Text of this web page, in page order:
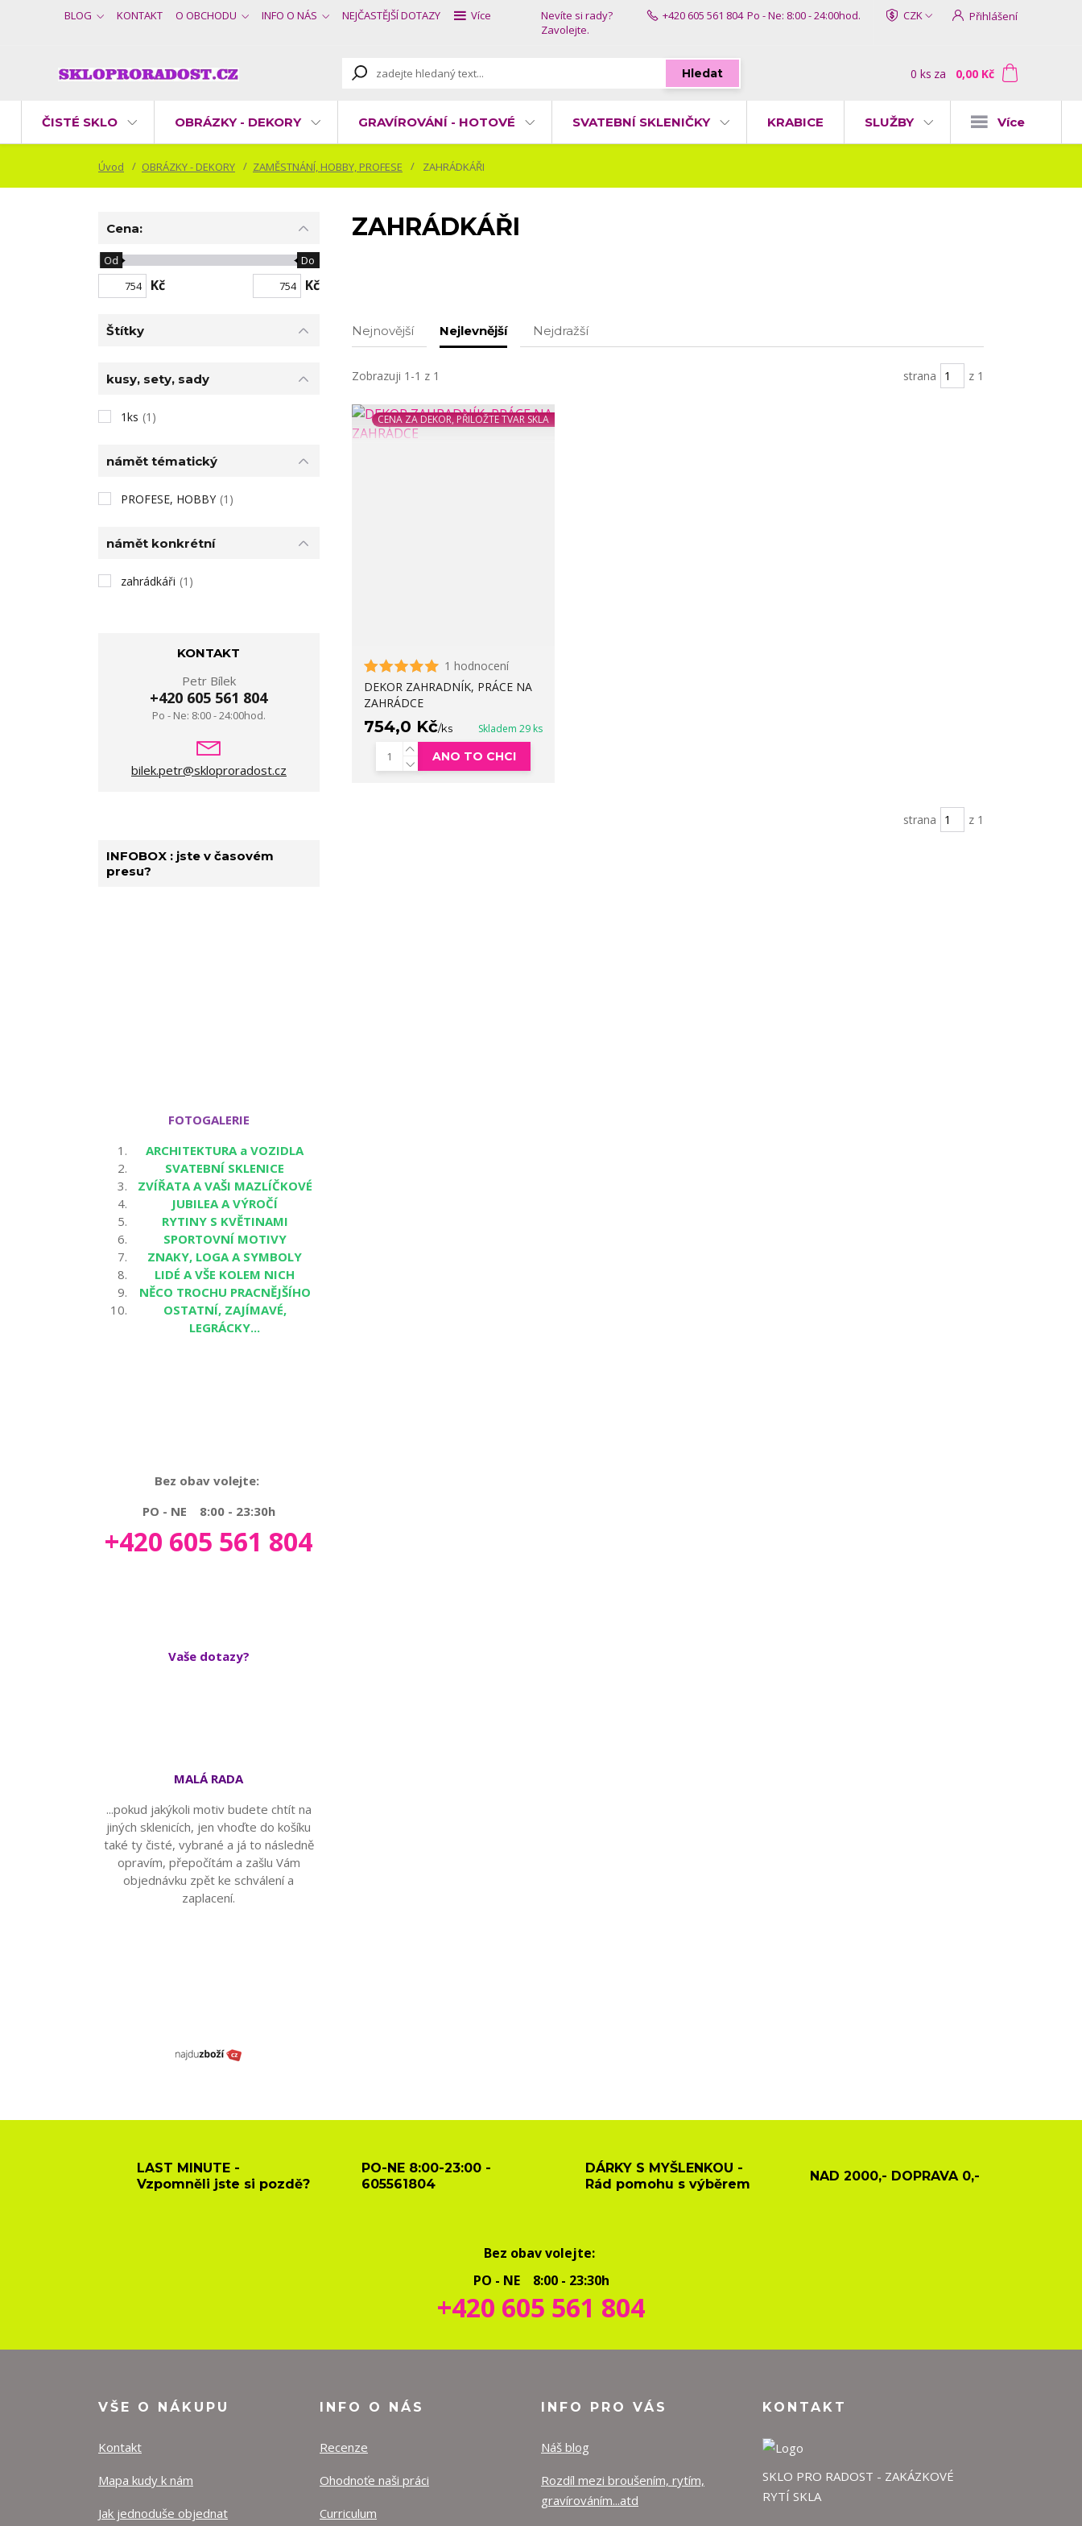
BLOG KONTAKT O OBCHODU INFO O NÁS NEJČASTĚJŠÍ DOTAZY Více CZK Přihlášení
Hledat
Nevíte si rady?
Zavolejte.
+420 605 561 804 Po - Ne: 8:00 - 24:00hod.
0 ks za 0,00 Kč
ČISTÉ SKLO OBRÁZKY - DEKORY GRAVÍROVÁNÍ - HOTOVÉ SVATEBNÍ SKLENIČKY KRABICE SLUŽBY Více
Úvod OBRÁZKY - DEKORY ZAMĚSTNÁNÍ, HOBBY, PROFESE ZAHRÁDKÁŘI
ZAHRÁDKÁŘI
Nejnovější Nejlevnější Nejdražší
Zobrazuji 1-1 z 1 strana z 1
CENA ZA DEKOR, PŘILOŽTE TVAR SKLA
1 hodnocení
DEKOR ZAHRADNÍK, PRÁCE NA
ZAHRÁDCE
754,0 Kč/ks Skladem 29 ks
ANO TO CHCI
strana z 1
Cena:
Kč
Od Do
Kč
Štítky
kusy, sety, sady
1ks (1)
námět tématický
PROFESE, HOBBY (1)
námět konkrétní
zahrádkáři (1)
KONTAKT
Petr Bílek
+420 605 561 804
Po - Ne: 8:00 - 24:00hod.
bilek.petr@skloproradost.cz
INFOBOX : jste v časovém
presu?
FOTOGALERIE
ARCHITEKTURA a VOZIDLA
SVATEBNÍ SKLENICE
ZVÍŘATA A VAŠI MAZLÍČKOVÉ
JUBILEA A VÝROČÍ
RYTINY S KVĚTINAMI
SPORTOVNÍ MOTIVY
ZNAKY, LOGA A SYMBOLY
LIDÉ A VŠE KOLEM NICH
NĚCO TROCHU PRACNĚJŠÍHO
OSTATNÍ, ZAJÍMAVÉ,
LEGRÁCKY...
Bez obav volejte:
PO - NE 8:00 - 23:30h
+420 605 561 804
Vaše dotazy?
MALÁ RADA
...pokud jakýkoli motiv budete chtít na
jiných sklenicích, jen vhoďte do košíku
také ty čisté, vybrané a já to následně
opravím, přepočítám a zašlu Vám
objednávku zpět ke schválení a
zaplacení.
LAST MINUTE -
Vzpomněli jste si pozdě?
PO-NE 8:00-23:00 -
605561804
DÁRKY S MYŠLENKOU -
Rád pomohu s výběrem
NAD 2000,- DOPRAVA 0,-
Bez obav volejte:
PO - NE 8:00 - 23:30h
+420 605 561 804
VŠE O NÁKUPU
Kontakt
Mapa kudy k nám
Jak jednoduše objednat
INFO O NÁS
Recenze
Ohodnoťe naši práci
Curriculum
INFO PRO VÁS
Náš blog
Rozdíl mezi broušením, rytím,
gravírováním...atd
KONTAKT
SKLO PRO RADOST - ZAKÁZKOVÉ
RYTÍ SKLA